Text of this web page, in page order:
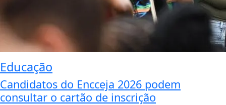
Educação
Candidatos do Encceja 2026 podem
consultar o cartão de inscrição